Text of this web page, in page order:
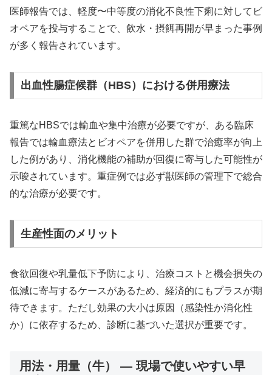
医師報告では、軽度〜中等度の消化不良性下痢に対してビ
オペアを投与することで、飲水・摂餌再開が早まった事例
が多く報告されています。
出血性腸症候群（HBS）における併用療法
重篤なHBSでは輸血や集中治療が必要ですが、ある臨床
報告では輸血療法とビオペアを併用した群で治癒率が向上
した例があり、消化機能の補助が回復に寄与した可能性が
示唆されています。重症例では必ず獣医師の管理下で総合
的な治療が必要です。
生産性面のメリット
食欲回復や乳量低下予防により、治療コストと機会損失の
低減に寄与するケースがあるため、経済的にもプラスが期
待できます。ただし効果の大小は原因（感染性か消化性
か）に依存するため、診断に基づいた選択が重要です。
用法・用量（牛） — 現場で使いやすい早